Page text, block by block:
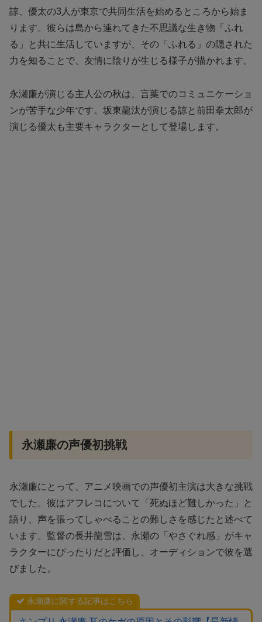
諒、優太の3人が東京で共同生活を始めるところから始ま
ります。彼らは島から連れてきた不思議な生き物「ふれ
る」と共に生活していますが、その「ふれる」の隠された
力を知ることで、友情に陰りが生じる様子が描かれます。
永瀬廉が演じる主人公の秋は、言葉でのコミュニケーショ
ンが苦手な少年です。坂東龍汰が演じる諒と前田拳太郎が
演じる優太も主要キャラクターとして登場します。
永瀬廉の声優初挑戦
永瀬廉にとって、アニメ映画での声優初主演は大きな挑戦
でした。彼はアフレコについて「死ぬほど難しかった」と
語り、声を張ってしゃべることの難しさを感じたと述べて
います。監督の長井龍雪は、永瀬の「やさぐれ感」がキャ
ラクターにぴったりだと評価し、オーディションで彼を選
びました。
永瀬廉に関する記事はこちら